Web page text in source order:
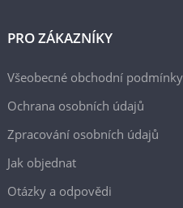
PRO ZÁKAZNÍKY
Všeobecné obchodní podmínky
Ochrana osobních údajů
Zpracování osobních údajů
Jak objednat
Otázky a odpovědi